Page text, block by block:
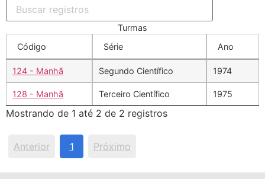
Turmas
Código
Série Ano
124 - Manhã Segundo Científico 1974
128 - Manhã Terceiro Científico 1975
Mostrando de 1 até 2 de 2 registros
Anterior 1 Próximo